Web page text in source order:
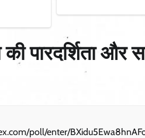
की पारदर्शिता
poll/enter/